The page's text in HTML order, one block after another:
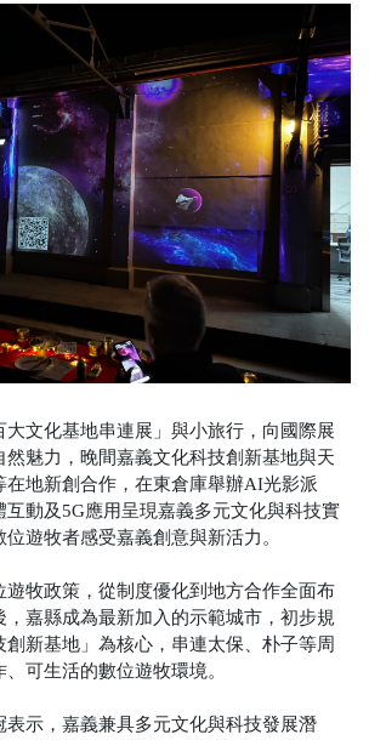
大文化基地串連展」與小旅行，向國際展
然魅力，晚間嘉義文化科技創新基地與天
在地新創合作，在東倉庫舉辦AI光影派
互動及5G應用呈現嘉義多元文化與科技實
遊牧者感受嘉義創意與新活力。
遊牧政策，從制度優化到地方合作全面布
，嘉縣成為最新加入的示範城市，初步規
新基地」為核心，串連太保、朴子等周
可生活的數位遊牧環境。
表示，嘉義兼具多元文化與科技發展潛